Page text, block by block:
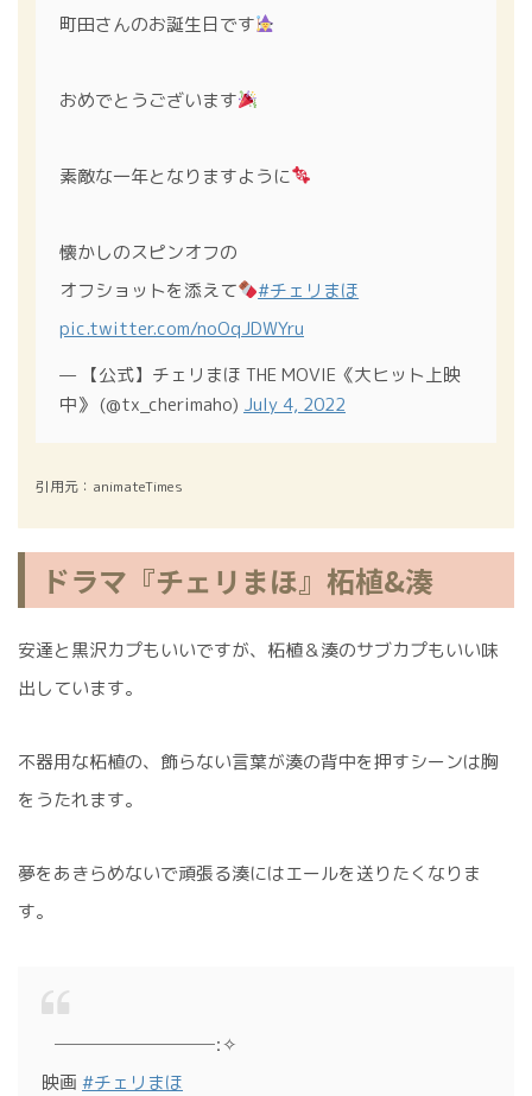
町田さんのお誕生日です
おめでとうございます
素敵な一年となりますように
懐かしのスピンオフの
オフショットを添えて
#チェリまほ
pic.twitter.com/noOqJDWYru
— 【公式】チェリまほ THE MOVIE《大ヒット上映
中》 (@tx_cherimaho) July 4, 2022
引用元：animateTimes
ドラマ『チェリまほ』柘植&湊
安達と黒沢カプもいいですが、柘植＆湊のサブカプもいい味
出しています。
不器用な柘植の、飾らない言葉が湊の背中を押すシーンは胸
をうたれます。
夢をあきらめないで頑張る湊にはエールを送りたくなりま
す。
⠀─────────ː✧
映画 #チェリまほ